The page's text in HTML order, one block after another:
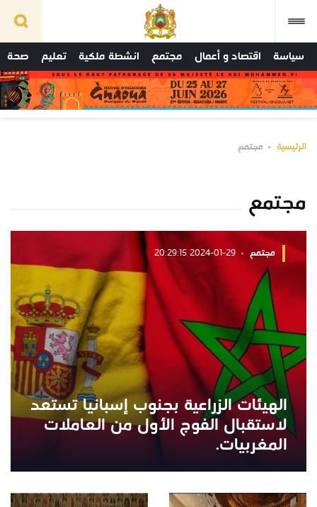
سياسة اقتصاد و أعمال مجتمع انشطة ملكية تعليم صحة
الرئيسية مجتمع
مجتمع
مجتمع 2024-01-29 20:29:15
الهيئات الزراعية بجنوب إسبانيا تستعد
لاستقبال الفوج الأول من العاملات
المغربيات.